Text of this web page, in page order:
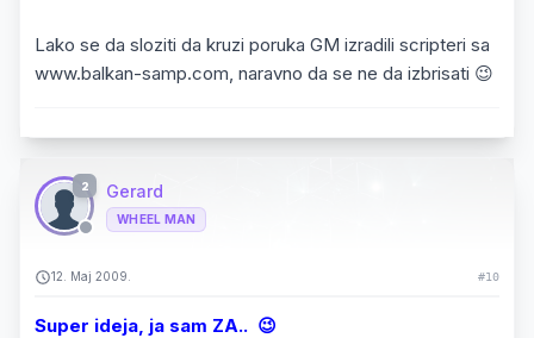
Lako se da sloziti da kruzi poruka GM izradili scripteri sa
www.balkan-samp.com, naravno da se ne da izbrisati 😉
2 Gerard
WHEEL MAN
12. Maj 2009. #10
Super ideja, ja sam ZA.. 😉